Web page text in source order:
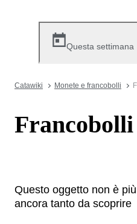
Questa settimana
Catawiki Monete e francobolli
Francobolli
Questo oggetto non è
ancora tanto da scoprire